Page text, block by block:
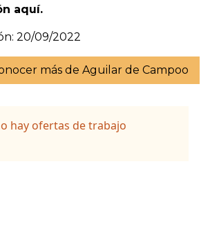
aquí.
20/09/2022
más de Aguilar de Campoo
hay ofertas de trabajo